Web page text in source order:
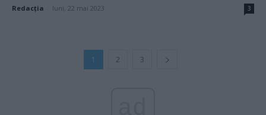
Redacţia luni, 22 mai 2023 3
1 2 3